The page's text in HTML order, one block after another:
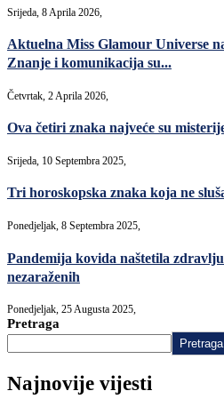
Srijeda, 8 Aprila 2026,
Aktuelna Miss Glamour Universe
Znanje i komunikacija su...
Četvrtak, 2 Aprila 2026,
Ova četiri znaka najveće su
Srijeda, 10 Septembra 2025,
Tri horoskopska znaka koja ne
Ponedjeljak, 8 Septembra 2025,
Pandemija kovida naštetila
nezaraženih
Ponedjeljak, 25 Augusta 2025,
Pretraga
Pretraga
Najnovije vijesti